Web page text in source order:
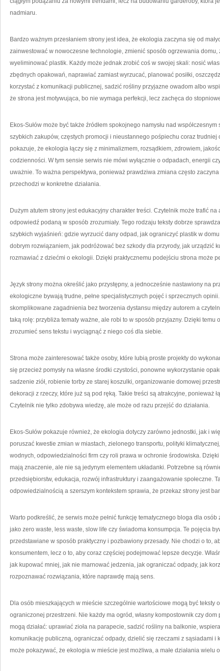
nadmiaru.
Bardzo ważnym przesłaniem strony jest idea, że ekologia zaczyna się od
zainwestować w nowoczesne technologie, zmienić sposób ogrzewania domu,
wyeliminować plastik. Każdy może jednak zrobić coś w swojej skali: nosić
zbędnych opakowań, naprawiać zamiast wyrzucać, planować posiłki,
korzystać z komunikacji publicznej, sadzić rośliny przyjazne owadom albo
że strona jest motywująca, bo nie wymaga perfekcji, lecz zachęca do
Ekos-Sułów może być także źródłem spokojnego namysłu nad
szybkich zakupów, częstych promocji i nieustannego pośpiechu coraz
pokazuje, że ekologia łączy się z minimalizmem, rozsądkiem, zdrowiem,
codzienności. W tym sensie serwis nie mówi wyłącznie o odpadach, energii
uważnie. To ważna perspektywa, ponieważ prawdziwa zmiana często
przechodzi w konkretne działania.
Dużym atutem strony jest edukacyjny charakter treści. Czytelnik może trafić na
odpowiedź podaną w sposób zrozumiały. Tego rodzaju teksty dobrze
szybkich wyjaśnień: gdzie wyrzucić dany odpad, jak ograniczyć plastik w
dobrym rozwiązaniem, jak podróżować bez szkody dla przyrody, jak urządzić
rozmawiać z dziećmi o ekologii. Dzięki praktycznemu podejściu strona może
Język strony można określić jako przystępny, a jednocześnie nastawiony na
ekologiczne bywają trudne, pełne specjalistycznych pojęć i sprzecznych
skomplikowane zagadnienia bez tworzenia dystansu między autorem a
taką rolę: przybliża tematy ważne, ale robi to w sposób przyjazny. Dzięki temu
zrozumieć sens tekstu i wyciągnąć z niego coś dla siebie.
Strona może zainteresować także osoby, które lubią proste projekty do
się przecież pomysły na własne środki czystości, ponowne wykorzystanie
sadzenie ziół, robienie torby ze starej koszulki, organizowanie domowej
dekoracji z rzeczy, które już są pod ręką. Takie treści są atrakcyjne, ponieważ
Czytelnik nie tylko zdobywa wiedzę, ale może od razu przejść do działania.
Ekos-Sułów pokazuje również, że ekologia dotyczy zarówno jednostki, jak i
poruszać kwestie zmian w miastach, zielonego transportu, polityki
wodnych, odpowiedzialności firm czy roli prawa w ochronie środowiska.
mają znaczenie, ale nie są jedynym elementem układanki. Potrzebne są
przedsiębiorstw, edukacja, rozwój infrastruktury i zaangażowanie społeczne.
odpowiedzialnością a szerszym kontekstem sprawia, że przekaz strony jest
Warto podkreślić, że serwis może pełnić funkcję tematycznego bloga dla
jako zero waste, less waste, slow life czy świadoma konsumpcja. Te pojęcia
przedstawiane w sposób praktyczny i pozbawiony przesady. Nie chodzi o to,
konsumentem, lecz o to, aby coraz częściej podejmować lepsze decyzje.
jak kupować mniej, jak nie marnować jedzenia, jak ograniczać odpady, jak
rozpoznawać rozwiązania, które naprawdę mają sens.
Dla osób mieszkających w mieście szczególnie wartościowe mogą być teksty
ograniczonej przestrzeni. Nie każdy ma ogród, własny kompostownik czy
mogą działać: uprawiać zioła na parapecie, sadzić rośliny na balkonie,
komunikację publiczną, ograniczać odpady, dzielić się rzeczami z sąsiadami i
może pokazywać, że ekologia w mieście jest możliwa, a małe działania wielu